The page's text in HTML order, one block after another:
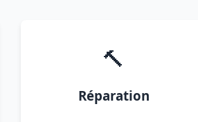
🔨
Réparation